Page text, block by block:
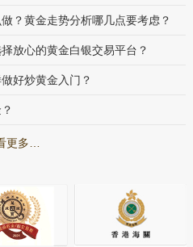
？黄金走势分析哪几点要考虑？
放心的黄金白银交易平台？
好炒黄金入门？
更多…